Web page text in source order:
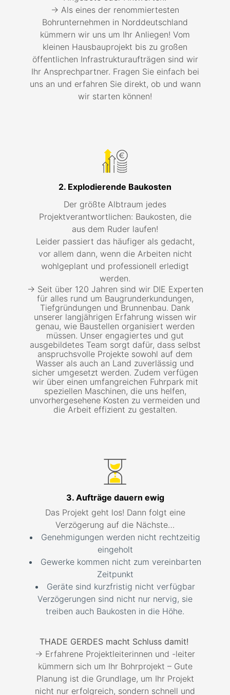
→ Als eines der renommiertesten
Bohrunternehmen in Norddeutschland
kümmern wir uns um Ihr Anliegen! Vom
kleinen Hausbauprojekt bis zu großen
öffentlichen Infrastrukturaufträgen sind wir
Ihr Ansprechpartner. Fragen Sie einfach bei
uns an und erfahren Sie direkt, ob und wann
wir starten können!
→ Seit über 120 Jahren sind wir DIE Experten
für alles rund um Baugrunderkundungen,
Tiefgründungen und Brunnenbau. Dank
unserer langjährigen Erfahrung wissen wir
genau, wie Baustellen organisiert werden
müssen. Unser engagiertes und gut
ausgebildetes Team sorgt dafür, dass selbst
anspruchsvolle Projekte sowohl auf dem
Wasser als auch an Land zuverlässig und
sicher umgesetzt werden. Zudem verfügen
wir über einen umfangreichen Fuhrpark mit
speziellen Maschinen, die uns helfen,
unvorhergesehene Kosten zu vermeiden und
die Arbeit effizient zu gestalten.
2. Explodierende Baukosten
Der größte Albtraum jedes
Projektverantwortlichen: Baukosten, die
aus dem Ruder laufen!
Leider passiert das häufiger als gedacht,
vor allem dann, wenn die Arbeiten nicht
wohlgeplant und professionell erledigt
werden.
3. Aufträge dauern ewig
Das Projekt geht los! Dann folgt eine
Verzögerung auf die Nächste…
Genehmigungen werden nicht rechtzeitig
eingeholt
Gewerke kommen nicht zum vereinbarten
Zeitpunkt
Geräte sind kurzfristig nicht verfügbar
Verzögerungen sind nicht nur nervig, sie
treiben auch Baukosten in die Höhe.
THADE GERDES macht Schluss damit!
→ Erfahrene Projektleiterinnen und -leiter
kümmern sich um Ihr Bohrprojekt – Gute
Planung ist die Grundlage, um Ihr Projekt
nicht nur erfolgreich, sondern schnell und